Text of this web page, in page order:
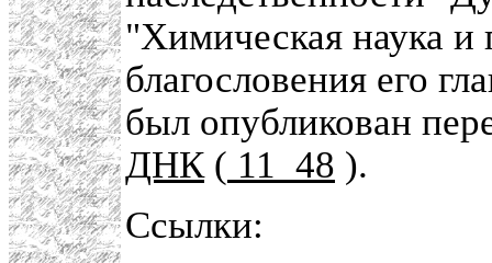
"Химическая наука
благословения его
был опубликован
ДНК ( 11_48 ).
Ссылки: